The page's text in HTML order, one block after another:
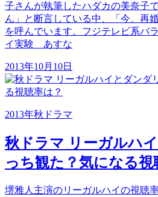
子さんが執筆したハダカの美奈子
ん」と断言している中、「今、再
を呼んでいます。フジテレビ系バ
イ実験 あすな
2013年10月10日
2013年秋ドラマ
秋ドラマ リーガルハ
っち観た？気になる視
堺雅人主演のリーガルハイの視聴